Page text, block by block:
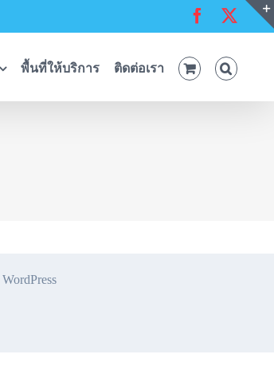
Facebook
พื้นที่ให้บริการ ติดต่อเรา
WordPress